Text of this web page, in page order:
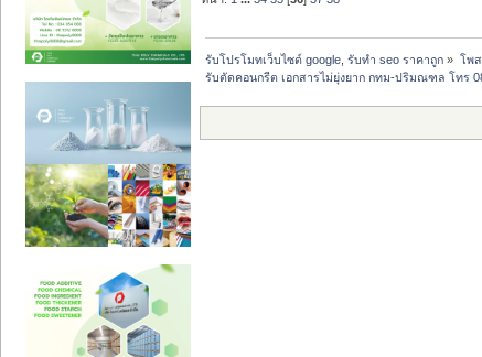
รับโปรโมทเว็บไซต์ google, รับทำ seo ราคาถูก » โพ
รับตัดคอนกรีต เอกสารไม่ยุ่งยาก กทม-ปริมณฑล โทร